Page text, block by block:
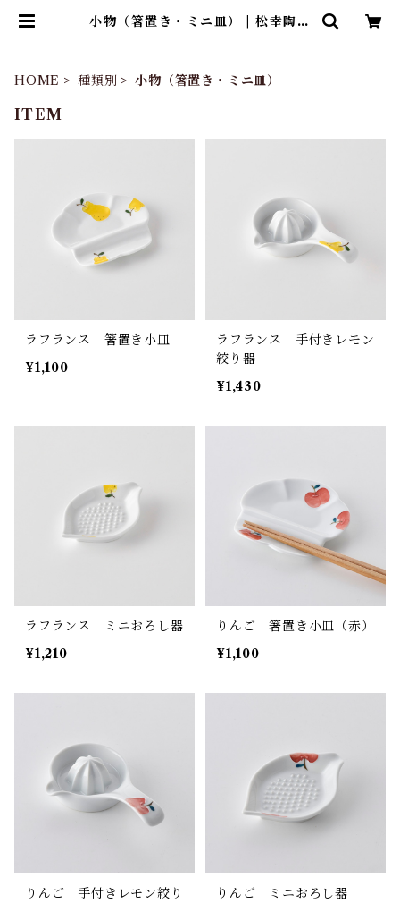
小物（箸置き・ミニ皿） | 松幸陶芸
HOME 種類別 小物（箸置き・ミニ皿）
ITEM
ラフランス 箸置き小皿
¥1,100
ラフランス 手付きレモン
絞り器
¥1,430
ラフランス ミニおろし器
¥1,210
りんご 箸置き小皿（赤）
¥1,100
りんご 手付きレモン絞り
りんご ミニおろし器